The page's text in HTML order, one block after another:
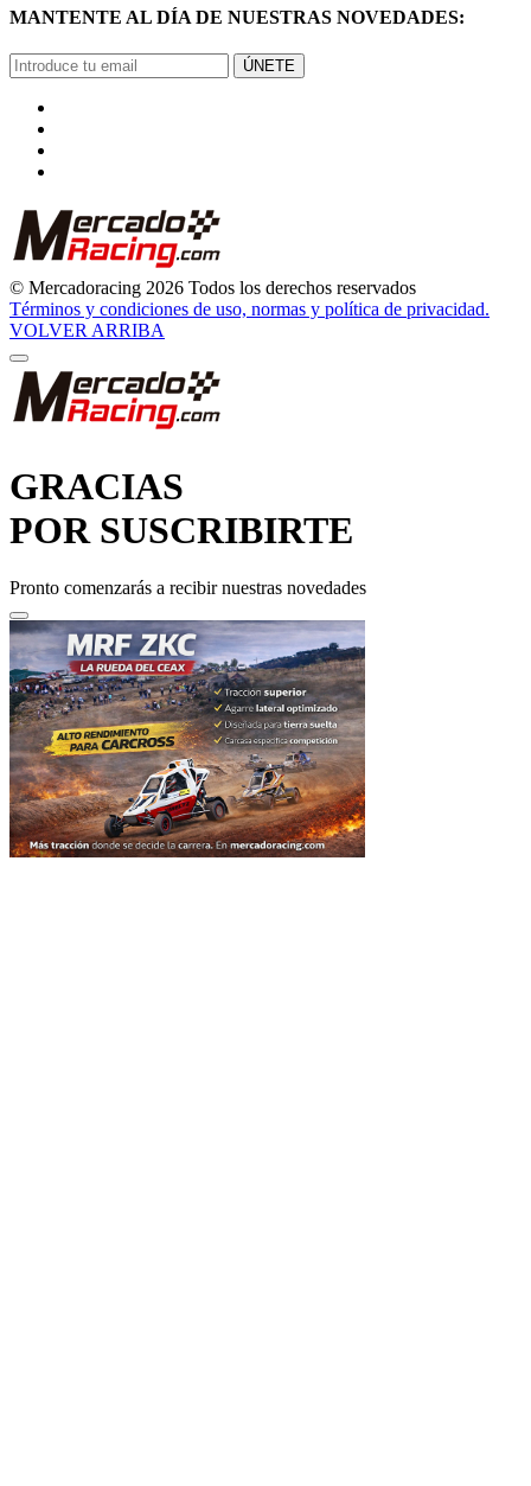
© Mercadoracing 2026 Todos los derechos reservados
Términos y condiciones de uso, normas y política de privacidad.
VOLVER ARRIBA
POR SUSCRIBIRTE